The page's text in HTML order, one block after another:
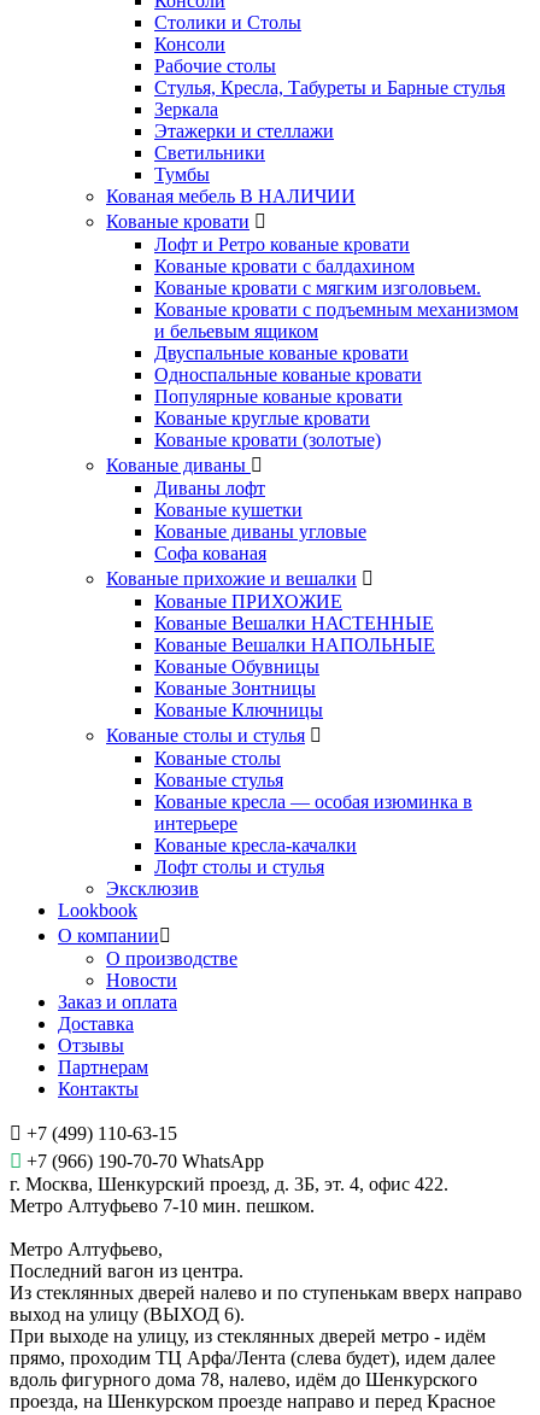
Столики и Столы
Консоли
Рабочие столы
Стулья, Кресла, Табуреты и Барные стулья
Зеркала
Этажерки и стеллажи
Светильники
Тумбы
Кованая мебель В НАЛИЧИИ
Кованые кровати
Лофт и Ретро кованые кровати
Кованые кровати с балдахином
Кованые кровати с мягким изголовьем.
Кованые кровати с подъемным механизмом
и бельевым ящиком
Двуспальные кованые кровати
Односпальные кованые кровати
Популярные кованые кровати
Кованые круглые кровати
Кованые кровати (золотые)
Кованые диваны
Диваны лофт
Кованые кушетки
Кованые диваны угловые
Софа кованая
Кованые прихожие и вешалки
Кованые ПРИХОЖИЕ
Кованые Вешалки НАСТЕННЫЕ
Кованые Вешалки НАПОЛЬНЫЕ
Кованые Обувницы
Кованые Зонтницы
Кованые Ключницы
Кованые столы и стулья
Кованые столы
Кованые стулья
Кованые кресла — особая изюминка в
интерьере
Кованые кресла-качалки
Лофт столы и стулья
Эксклюзив
Lookbook
О компании
О производстве
Новости
Заказ и оплата
Доставка
Отзывы
Партнерам
Контакты
+7 (499) 110-63-15
+7 (966) 190-70-70 WhatsApp
г. Москва, Шенкурский проезд, д. 3Б, эт. 4, офис 422.
Метро Алтуфьево 7-10 мин. пешком.
Метро Алтуфьево,
Последний вагон из центра.
Из стеклянных дверей налево и по ступенькам вверх направо
выход на улицу (ВЫХОД 6).
При выходе на улицу, из стеклянных дверей метро - идём
прямо, проходим ТЦ Арфа/Лента (слева будет), идем далее
вдоль фигурного дома 78, налево, идём до Шенкурского
проезда, на Шенкурском проезде направо и перед Красное